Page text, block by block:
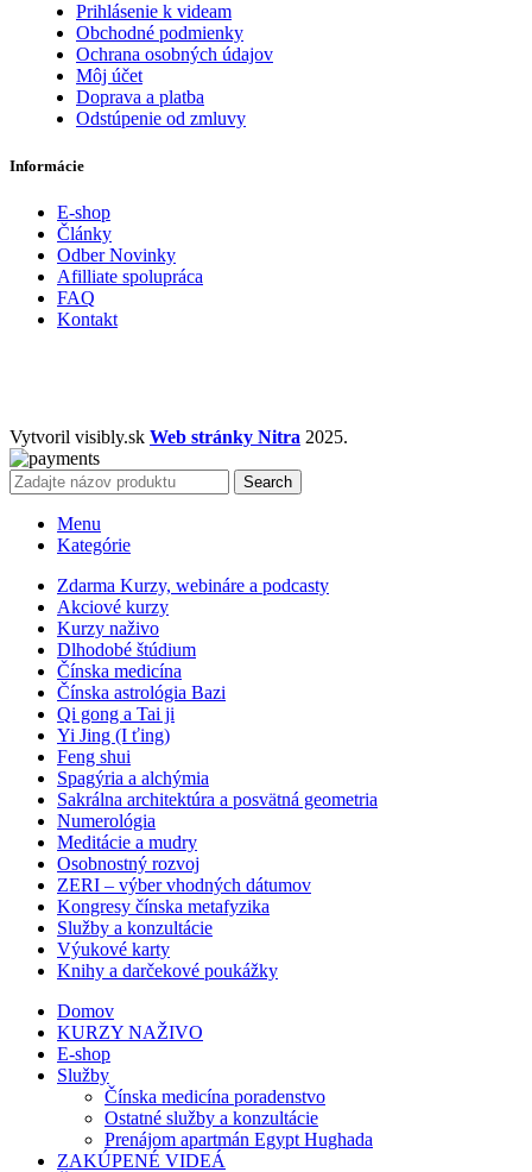
Prihlásenie k videam
Obchodné podmienky
Ochrana osobných údajov
Môj účet
Doprava a platba
Odstúpenie od zmluvy
Informácie
E-shop
Články
Odber Novinky
Afilliate spolupráca
FAQ
Kontakt
Vytvoril visibly.sk Web stránky Nitra 2025.
Search
Menu
Kategórie
Zdarma Kurzy, webináre a podcasty
Akciové kurzy
Kurzy naživo
Dlhodobé štúdium
Čínska medicína
Čínska astrológia Bazi
Qi gong a Tai ji
Yi Jing (I ťing)
Feng shui
Spagýria a alchýmia
Sakrálna architektúra a posvätná geometria
Numerológia
Meditácie a mudry
Osobnostný rozvoj
ZERI – výber vhodných dátumov
Kongresy čínska metafyzika
Služby a konzultácie
Výukové karty
Knihy a darčekové poukážky
Domov
KURZY NAŽIVO
E-shop
Služby
Čínska medicína poradenstvo
Ostatné služby a konzultácie
Prenájom apartmán Egypt Hughada
ZAKÚPENÉ VIDEÁ